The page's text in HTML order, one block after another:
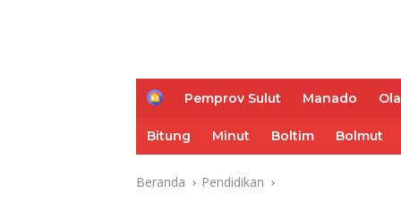
H
e
Pemprov Sulut Manado
Bitung Minut Boltim Bolmut
Beranda Pendidikan